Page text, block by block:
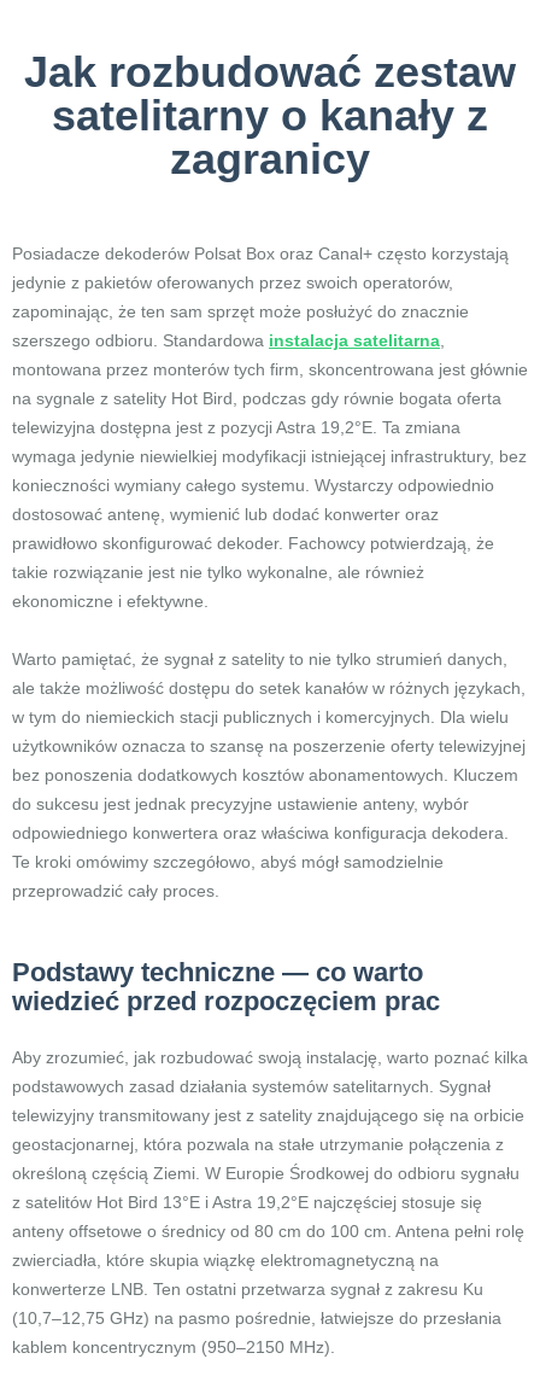
Jak rozbudować zestaw
satelitarny o kanały z
zagranicy
Posiadacze dekoderów Polsat Box oraz Canal+ często korzystają
jedynie z pakietów oferowanych przez swoich operatorów,
zapominając, że ten sam sprzęt może posłużyć do znacznie
szerszego odbioru. Standardowa instalacja satelitarna
montowana przez monterów tych firm, skoncentrowana jest głównie
na sygnale z satelity Hot Bird, podczas gdy równie bogata oferta
telewizyjna dostępna jest z pozycji Astra 19,2°E. Ta zmiana
wymaga jedynie niewielkiej modyfikacji istniejącej infrastruktury, bez
konieczności wymiany całego systemu. Wystarczy odpowiednio
dostosować antenę, wymienić lub dodać konwerter oraz
prawidłowo skonfigurować dekoder. Fachowcy potwierdzają, że
takie rozwiązanie jest nie tylko wykonalne, ale również
ekonomiczne i efektywne.
Warto pamiętać, że sygnał z satelity to nie tylko strumień danych,
ale także możliwość dostępu do setek kanałów w różnych językach,
w tym do niemieckich stacji publicznych i komercyjnych. Dla wielu
użytkowników oznacza to szansę na poszerzenie oferty telewizyjnej
bez ponoszenia dodatkowych kosztów abonamentowych. Kluczem
do sukcesu jest jednak precyzyjne ustawienie anteny, wybór
odpowiedniego konwertera oraz właściwa konfiguracja dekodera.
Te kroki omówimy szczegółowo, abyś mógł samodzielnie
przeprowadzić cały proces.
Podstawy techniczne — co warto
wiedzieć przed rozpoczęciem prac
Aby zrozumieć, jak rozbudować swoją instalację, warto poznać kilka
podstawowych zasad działania systemów satelitarnych. Sygnał
telewizyjny transmitowany jest z satelity znajdującego się na orbicie
geostacjonarnej, która pozwala na stałe utrzymanie połączenia z
określoną częścią Ziemi. W Europie Środkowej do odbioru sygnału
z satelitów Hot Bird 13°E i Astra 19,2°E najczęściej stosuje się
anteny offsetowe o średnicy od 80 cm do 100 cm. Antena pełni rolę
zwierciadła, które skupia wiązkę elektromagnetyczną na
konwerterze LNB. Ten ostatni przetwarza sygnał z zakresu Ku
(10,7–12,75 GHz) na pasmo pośrednie, łatwiejsze do przesłania
kablem koncentrycznym (950–2150 MHz).